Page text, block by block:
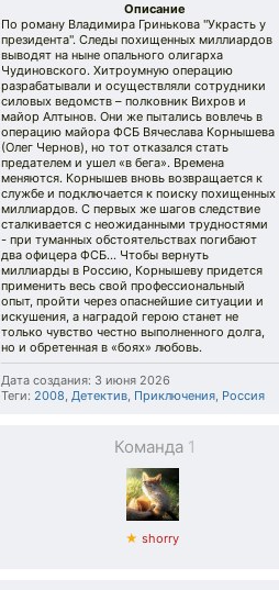
Описание
По роману Владимира Гринькова "Украсть у
президента". Следы похищенных миллиардов
выводят на ныне опального олигарха
Чудиновского. Хитроумную операцию
разрабатывали и осуществляли сотрудники
силовых ведомств – полковник Вихров и
майор Алтынов. Они же пытались вовлечь в
операцию майора ФСБ Вячеслава Корнышева
(Олег Чернов), но тот отказался стать
предателем и ушел «в бега». Времена
меняются. Корнышев вновь возвращается к
службе и подключается к поиску похищенных
миллиардов. С первых же шагов следствие
сталкивается с неожиданными трудностями
- при туманных обстоятельствах погибают
два офицера ФСБ… Чтобы вернуть
миллиарды в Россию, Корнышеву придется
применить весь свой профессиональный
опыт, пройти через опаснейшие ситуации и
искушения, а наградой герою станет не
только чувство честно выполненного долга,
но и обретенная в «боях» любовь.
Дата создания: 3 июня 2026
Теги: 2008, Детектив, Приключения, Россия
Команда 1
★ shorry